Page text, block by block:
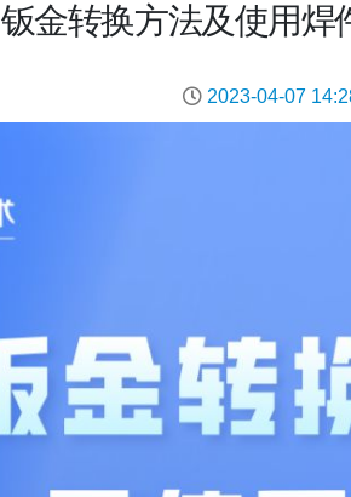
钣金转换方法及使用焊
2023-04-07